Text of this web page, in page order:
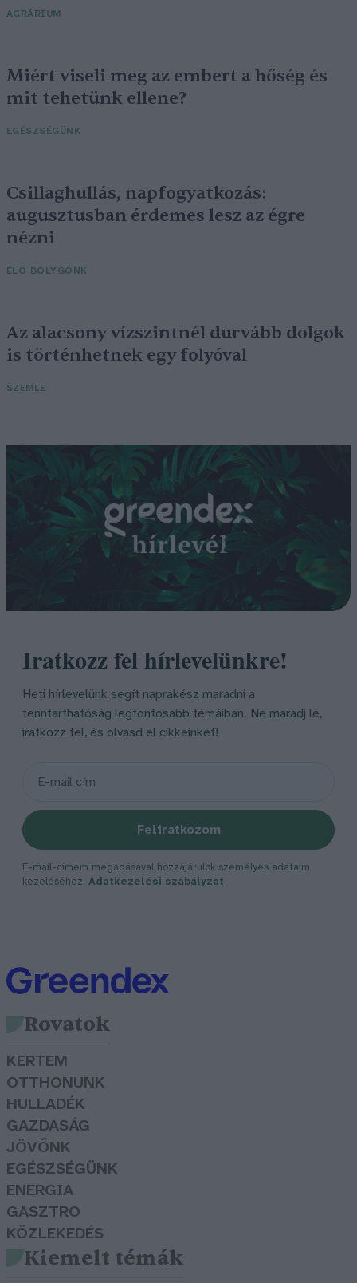
AGRÁRIUM
Miért viseli meg az embert a hőség és
mit tehetünk ellene?
EGÉSZSÉGÜNK
Csillaghullás, napfogyatkozás:
augusztusban érdemes lesz az égre
nézni
ÉLŐ BOLYGÓNK
Az alacsony vízszintnél durvább dolgok
is történhetnek egy folyóval
SZEMLE
Iratkozz fel hírlevelünkre!
Heti hírlevelünk segít naprakész maradni a
fenntarthatóság legfontosabb témáiban. Ne maradj le,
iratkozz fel, és olvasd el cikkeinket!
Feliratkozom
E-mail-címem megadásával hozzájárulok személyes adataim
kezeléséhez. Adatkezelési szabályzat
Rovatok
KERTEM
OTTHONUNK
HULLADÉK
GAZDASÁG
JÖVŐNK
EGÉSZSÉGÜNK
ENERGIA
GASZTRO
KÖZLEKEDÉS
Kiemelt témák